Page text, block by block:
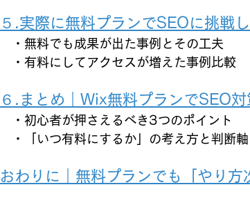
５.実際に無料プランでSEOに挑戦
・無料でも成果が出た事例とその工夫
・有料にしてアクセスが増えた事例比較
６.まとめ｜Wix無料プランでSEO
・初心者が押さえるべき3つのポイント
・「いつ有料にするか」の考え方と判断軸
おわりに｜ 無料プランでも「やり方